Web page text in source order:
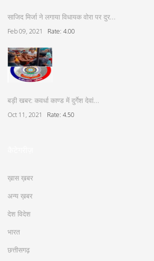
साजिद मिर्जा ने लगाया विधायक वोरा पर दुर…
Feb 09, 2021 Rate: 4.00
बड़ी खबर: कवर्धा काण्ड में दुर्गेश देवां…
Oct 11, 2021 Rate: 4.50
ख़ास ख़बर
अन्य ख़बर
देश विदेश
भारत
छत्तीसगढ़